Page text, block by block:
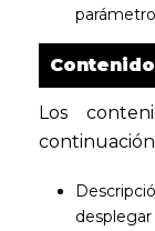
Los
desplegar